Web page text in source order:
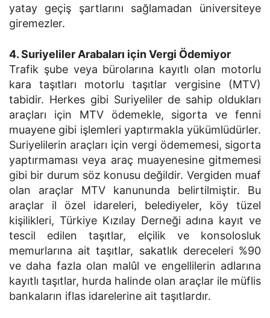
yatay geçiş şartlarını sağlamadan üniversiteye
giremezler.
4. Suriyeliler Arabaları için Vergi Ödemiyor
Trafik şube veya bürolarına kayıtlı olan motorlu
kara taşıtları motorlu taşıtlar vergisine (MTV)
tabidir. Herkes gibi Suriyeliler de sahip oldukları
araçları için MTV ödemekle, sigorta ve fenni
muayene gibi işlemleri yaptırmakla yükümlüdürler.
Suriyelilerin araçları için vergi ödememesi, sigorta
yaptırmaması veya araç muayenesine gitmemesi
gibi bir durum söz konusu değildir. Vergiden muaf
olan araçlar MTV kanununda belirtilmiştir. Bu
araçlar il özel idareleri, belediyeler, köy tüzel
kişilikleri, Türkiye Kızılay Derneği adına kayıt ve
tescil edilen taşıtlar, elçilik ve konsolosluk
memurlarına ait taşıtlar, sakatlık dereceleri %90
ve daha fazla olan malûl ve engellilerin adlarına
kayıtlı taşıtlar, hurda halinde olan araçlar ile müflis
bankaların iflas idarelerine ait taşıtlardır.